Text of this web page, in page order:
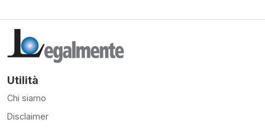
Utilità
Chi siamo
Disclaimer